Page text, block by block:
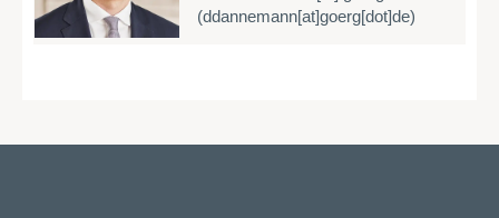
(ddannemann[at]goerg[dot]de)